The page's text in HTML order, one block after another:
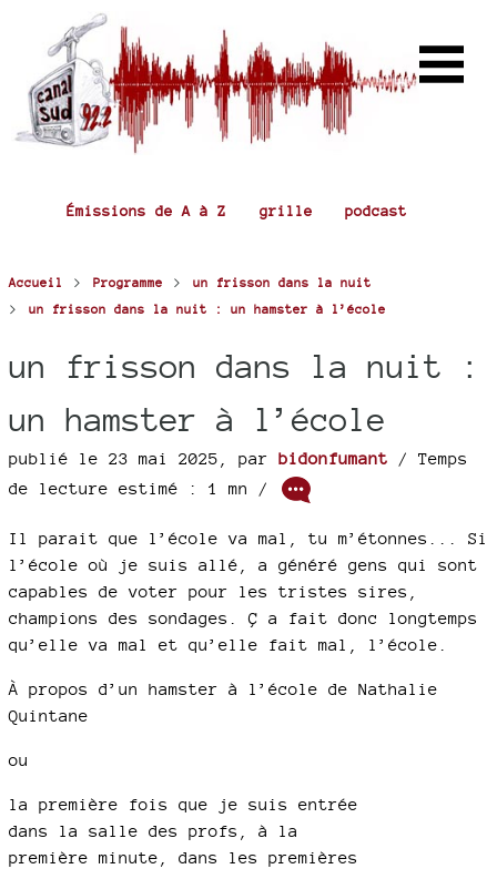
Émissions de A à Z grille podcast
Accueil > Programme > un frisson dans la nuit
> un frisson dans la nuit : un hamster à l’école
un frisson dans la nuit :
un hamster à l’école
publié le 23 mai 2025 par bidonfumant / Temps
de lecture estimé : 1 mn /
Il parait que l’école va mal, tu m’étonnes... Si
l’école où je suis allé, a généré gens qui sont
capables de voter pour les tristes sires,
champions des sondages. Ç a fait donc longtemps
qu’elle va mal et qu’elle fait mal, l’école.
À propos d’un hamster à l’école de Nathalie
Quintane
ou
la première fois que je suis entrée
dans la salle des profs, à la
première minute, dans les premières